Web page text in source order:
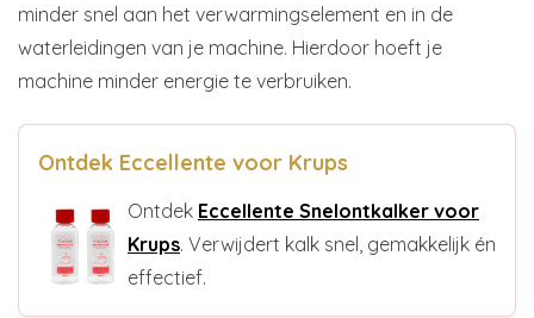
minder snel aan het verwarmingselement en in de
waterleidingen van je machine. Hierdoor hoeft je
machine minder energie te verbruiken.
Ontdek Eccellente voor Krups
Ontdek Eccellente Snelontkalker voor
Krups. Verwijdert kalk snel, gemakkelijk én
effectief.